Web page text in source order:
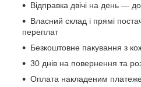
Відправка двічі на день —
Власний склад і прямі
переплат
Безкоштовне пакування з
30 днів на повернення та
Оплата накладеним